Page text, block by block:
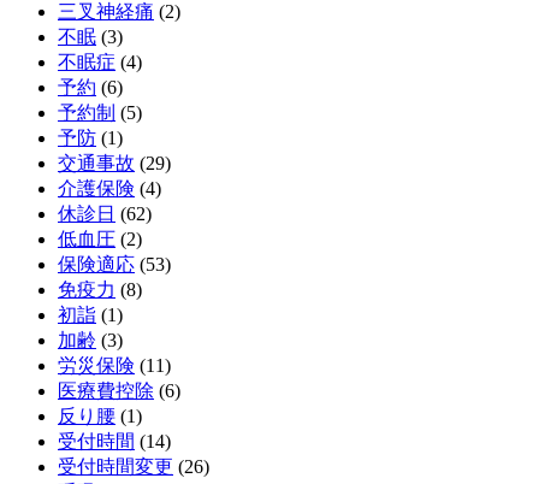
三叉神経痛 (2)
不眠 (3)
不眠症 (4)
予約 (6)
予約制 (5)
予防 (1)
交通事故 (29)
介護保険 (4)
休診日 (62)
低血圧 (2)
保険適応 (53)
免疫力 (8)
初詣 (1)
加齢 (3)
労災保険 (11)
医療費控除 (6)
反り腰 (1)
受付時間 (14)
受付時間変更 (26)